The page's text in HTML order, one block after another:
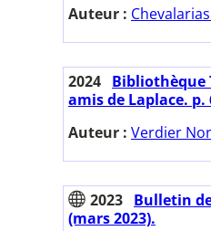
Auteur :
2024 Bibliothèque
amis de Laplace. p.
Auteur : Verdier
2023 Bulletin
(mars 2023).